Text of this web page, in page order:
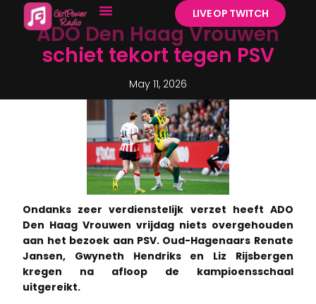
LIVE OP TWITCH
ADO Den Haag Vrouwen
schiet tekort tegen PSV
May 11, 2026
Ondanks zeer verdienstelijk verzet heeft ADO
Den Haag Vrouwen vrijdag niets overgehouden
aan het bezoek aan PSV. Oud-Hagenaars Renate
Jansen, Gwyneth Hendriks en Liz Rijsbergen
kregen na afloop de kampioensschaal
uitgereikt.